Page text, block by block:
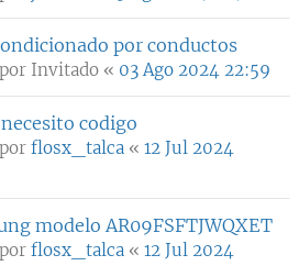
por conductos
Invitado « 03 Ago 2024 22:59
codigo
flosx_talca « 12 Jul 2024
modelo AR09FSFTJWQXET
flosx_talca « 12 Jul 2024